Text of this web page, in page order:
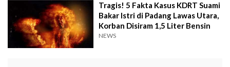
Tragis! 5 Fakta Kasus KDRT Suami
Bakar Istri di Padang Lawas Utara,
Korban Disiram 1,5 Liter Bensin
NEWS